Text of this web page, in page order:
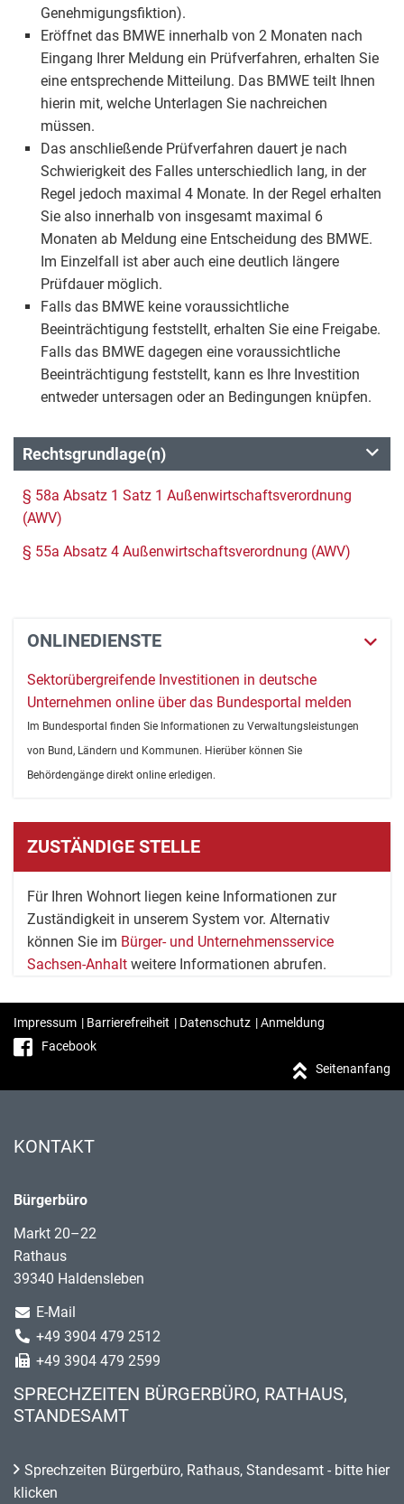
Genehmigungsfiktion).
Eröffnet das BMWE innerhalb von 2 Monaten nach
Eingang Ihrer Meldung ein Prüfverfahren, erhalten Sie
eine entsprechende Mitteilung. Das BMWE teilt Ihnen
hierin mit, welche Unterlagen Sie nachreichen
müssen.
Das anschließende Prüfverfahren dauert je nach
Schwierigkeit des Falles unterschiedlich lang, in der
Regel jedoch maximal 4 Monate. In der Regel erhalten
Sie also innerhalb von insgesamt maximal 6
Monaten ab Meldung eine Entscheidung des BMWE.
Im Einzelfall ist aber auch eine deutlich längere
Prüfdauer möglich.
Falls das BMWE keine voraussichtliche
Beeinträchtigung feststellt, erhalten Sie eine Freigabe.
Falls das BMWE dagegen eine voraussichtliche
Beeinträchtigung feststellt, kann es Ihre Investition
entweder untersagen oder an Bedingungen knüpfen.
Rechtsgrundlage(n)
§ 58a Absatz 1 Satz 1 Außenwirtschaftsverordnung
(AWV)
§ 55a Absatz 4 Außenwirtschaftsverordnung (AWV)
ONLINEDIENSTE
Sektorübergreifende Investitionen in deutsche
Unternehmen online über das Bundesportal melden
Im Bundesportal finden Sie Informationen zu Verwaltungsleistungen
von Bund, Ländern und Kommunen. Hierüber können Sie
Behördengänge direkt online erledigen.
ZUSTÄNDIGE STELLE
Für Ihren Wohnort liegen keine Informationen zur
Zuständigkeit in unserem System vor. Alternativ
können Sie im Bürger- und Unternehmensservice
Sachsen-Anhalt weitere Informationen abrufen.
Impressum | Barrierefreiheit | Datenschutz |Anmeldung
Facebook
Seitenanfang
KONTAKT
Bürgerbüro
Markt 20–22
Rathaus
39340 Haldensleben
E-Mail
+49 3904 479 2512
+49 3904 479 2599
SPRECHZEITEN BÜRGERBÜRO, RATHAUS,
STANDESAMT
Sprechzeiten Bürgerbüro, Rathaus, Standesamt - bitte hier
klicken